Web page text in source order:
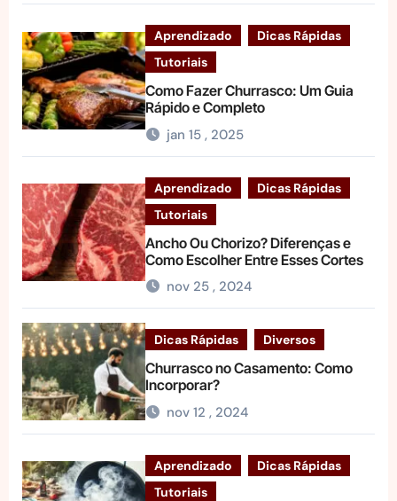
Aprendizado
Dicas Rápidas
Tutoriais
Como Fazer Churrasco: Um Guia
Rápido e Completo
jan 15 , 2025
Aprendizado
Dicas Rápidas
Tutoriais
Ancho Ou Chorizo? Diferenças e
Como Escolher Entre Esses Cortes
nov 25 , 2024
Dicas Rápidas Diversos
Churrasco no Casamento: Como
Incorporar?
nov 12 , 2024
Aprendizado
Dicas Rápidas
Tutoriais